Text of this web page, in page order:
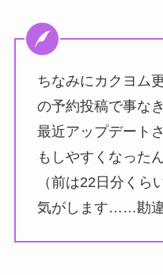
ちなみにカクヨム
の予約投稿で事な
最近アップデート
もしやすくなった
（前は22日分くら
気がします……勘違